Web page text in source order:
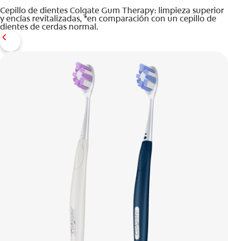
Cepillo de dientes Colgate Gum Therapy: limpieza superior
y encías revitalizadas, *en comparación con un cepillo de
dientes de cerdas normal.